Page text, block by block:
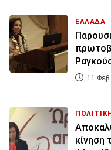
ΕΛΛΑΔΑ
11
ΠΟΛΙΤΙΚΗ
κίνηση